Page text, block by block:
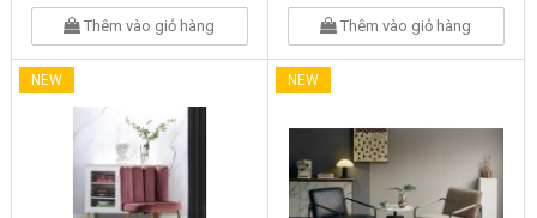
Thêm vào giỏ hàng Thêm vào giỏ hàng
NEW NEW